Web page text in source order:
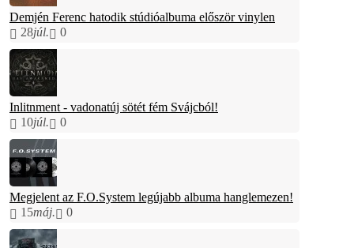
Demjén Ferenc hatodik stúdióalbuma először vinylen
28júl. 0
Inlitnment - vadonatúj sötét fém Svájcból!
10júl. 0
Megjelent az F.O.System legújabb albuma hanglemezen!
15máj. 0